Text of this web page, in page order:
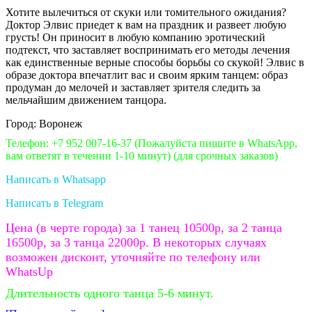
Хотите вылечиться от скуки или томительного ожидания?
Доктор Элвис приедет к вам на праздник и развеет любую
грусть! Он приносит в любую компанию эротический
подтекст, что заставляет воспринимать его методы лечения
как единственные верные способы борьбы со скукой! Элвис в
образе доктора впечатлит вас и своим ярким танцем: образ
продуман до мелочей и заставляет зрителя следить за
мельчайшим движением танцора.
Город: Воронеж
Телефон: +7 952 007-16-37 (Пожалуйста пишите в WhatsApp,
вам ответят в течении 1-10 минут) (для срочных заказов)
Написать в Whatsapp
Написать в Telegram
Цена (в черте города) за 1 танец 10500р, за 2 танца
16500р, за 3 танца 22000р. В некоторых случаях
возможен дисконт, уточняйте по телефону или
WhatsUp
Длительность одного танца 5-6 минут.